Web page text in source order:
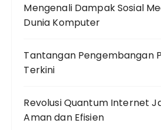
Mengenali Dampak Sosial
Dunia Komputer
Tantangan Pengembangan
Terkini
Revolusi Quantum Internet
Aman dan Efisien